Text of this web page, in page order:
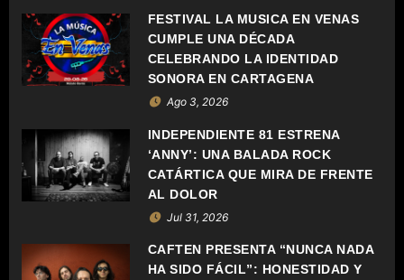
C
I
N
D
E
FESTIVAL LA MÚSICA EN VENAS
CUMPLE UNA DÉCADA
CELEBRANDO LA IDENTIDAD
SONORA EN CARTAGENA
Ago 3, 2026
INDEPENDIENTE 81 ESTRENA
‘ANNY’: UNA BALADA ROCK
CATÁRTICA QUE MIRA DE FRENTE
AL DOLOR
Jul 31, 2026
CAFTEN PRESENTA “NUNCA NADA
HA SIDO FÁCIL”: HONESTIDAD Y